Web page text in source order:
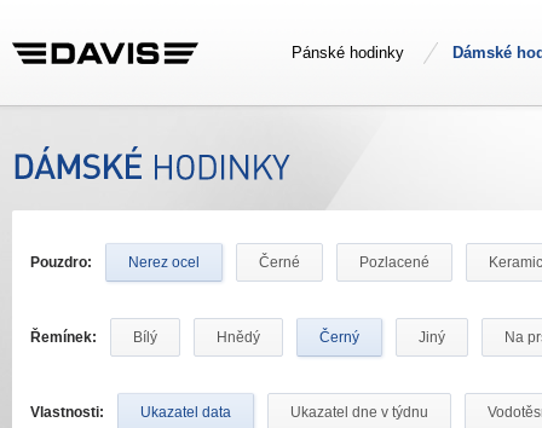
Pánské hodinky Dámské
Pouzdro: Nerez ocel Černé Pozlacené
Řemínek: Bílý Hnědý Černý Jiný Na
Vlastnosti: Ukazatel data Ukazatel dne v týdnu